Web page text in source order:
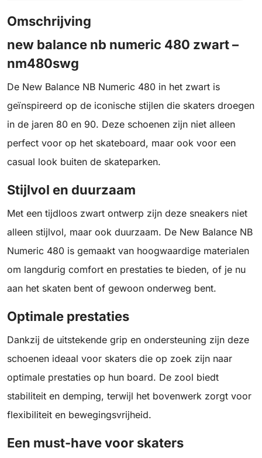
Omschrijving
new balance nb numeric 480 zwart –
nm480swg
De New Balance NB Numeric 480 in het zwart is
geïnspireerd op de iconische stijlen die skaters droegen
in de jaren 80 en 90. Deze schoenen zijn niet alleen
perfect voor op het skateboard, maar ook voor een
casual look buiten de skateparken.
Stijlvol en duurzaam
Met een tijdloos zwart ontwerp zijn deze sneakers niet
alleen stijlvol, maar ook duurzaam. De New Balance NB
Numeric 480 is gemaakt van hoogwaardige materialen
om langdurig comfort en prestaties te bieden, of je nu
aan het skaten bent of gewoon onderweg bent.
Optimale prestaties
Dankzij de uitstekende grip en ondersteuning zijn deze
schoenen ideaal voor skaters die op zoek zijn naar
optimale prestaties op hun board. De zool biedt
stabiliteit en demping, terwijl het bovenwerk zorgt voor
flexibiliteit en bewegingsvrijheid.
Een must-have voor skaters